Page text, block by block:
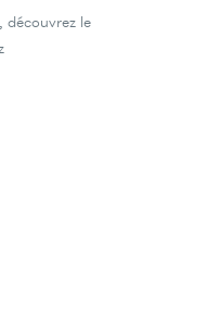
découvrez le